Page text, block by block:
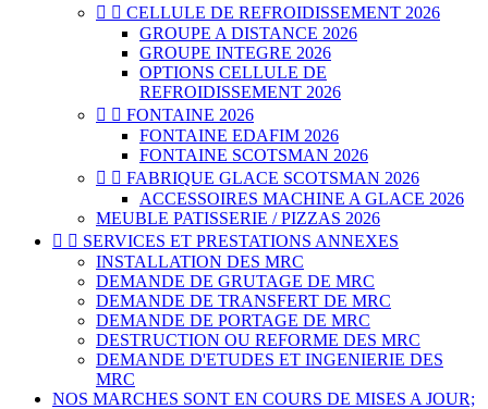
  CELLULE DE REFROIDISSEMENT 2026
GROUPE A DISTANCE 2026
GROUPE INTEGRE 2026
OPTIONS CELLULE DE
REFROIDISSEMENT 2026
  FONTAINE 2026
FONTAINE EDAFIM 2026
FONTAINE SCOTSMAN 2026
  FABRIQUE GLACE SCOTSMAN 2026
ACCESSOIRES MACHINE A GLACE 2026
MEUBLE PATISSERIE / PIZZAS 2026
  SERVICES ET PRESTATIONS ANNEXES
INSTALLATION DES MRC
DEMANDE DE GRUTAGE DE MRC
DEMANDE DE TRANSFERT DE MRC
DEMANDE DE PORTAGE DE MRC
DESTRUCTION OU REFORME DES MRC
DEMANDE D'ETUDES ET INGENIERIE DES
MRC
NOS MARCHES SONT EN COURS DE MISES A JOUR;